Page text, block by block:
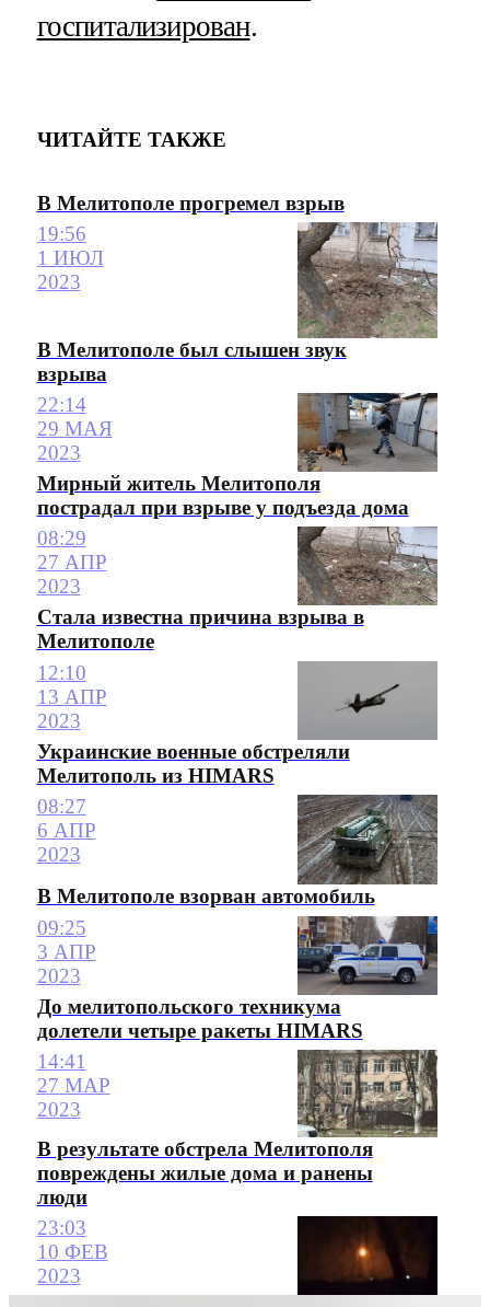
госпитализирован.
ЧИТАЙТЕ ТАКЖЕ
В Мелитополе прогремел взрыв
19:56
1 ИЮЛ
2023
В Мелитополе был слышен звук
взрыва
22:14
29 МАЯ
2023
Мирный житель Мелитополя
пострадал при взрыве у подъезда дома
08:29
27 АПР
2023
Стала известна причина взрыва в
Мелитополе
12:10
13 АПР
2023
Украинские военные обстреляли
Мелитополь из HIMARS
08:27
6 АПР
2023
В Мелитополе взорван автомобиль
09:25
3 АПР
2023
До мелитопольского техникума
долетели четыре ракеты HIMARS
14:41
27 МАР
2023
В результате обстрела Мелитополя
повреждены жилые дома и ранены
люди
23:03
10 ФЕВ
2023